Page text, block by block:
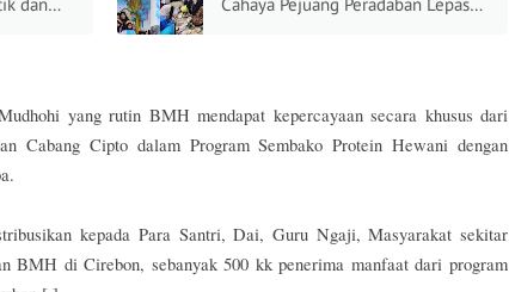
yang rutin BMH mendapat kepercayaan secara khusus dari
Cabang Cipto dalam Program Sembako Protein Hewani dengan
kepada Para Santri, Dai, Guru Ngaji, Masyarakat sekitar
BMH di Cirebon, sebanyak 500 kk penerima manfaat dari program